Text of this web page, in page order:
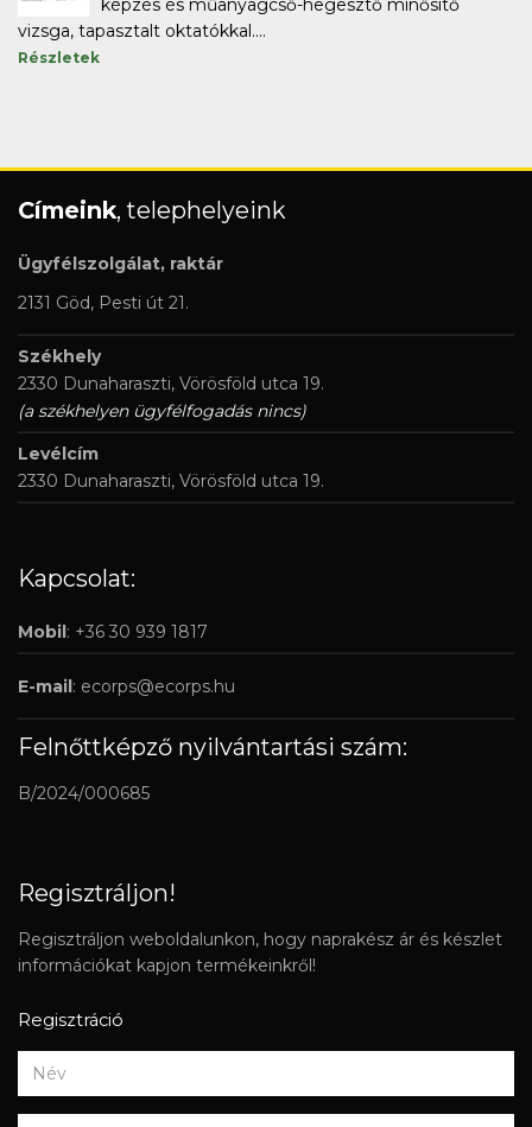
képzés és műanyagcső-hegesztő minősítő
vizsga, tapasztalt oktatókkal....
Részletek
Címeink, telephelyeink
Ügyfélszolgálat, raktár
2131 Göd, Pesti út 21.
Székhely
2330 Dunaharaszti, Vörösföld utca 19.
(a székhelyen ügyfélfogadás nincs)
Levélcím
2330 Dunaharaszti, Vörösföld utca 19.
Kapcsolat:
Mobil: +36 30 939 1817
E-mail: ecorps@ecorps.hu
Felnőttképző nyilvántartási szám:
B/2024/000685
Regisztráljon!
Regisztráljon weboldalunkon, hogy naprakész ár és készlet
információkat kapjon termékeinkről!
Regisztráció